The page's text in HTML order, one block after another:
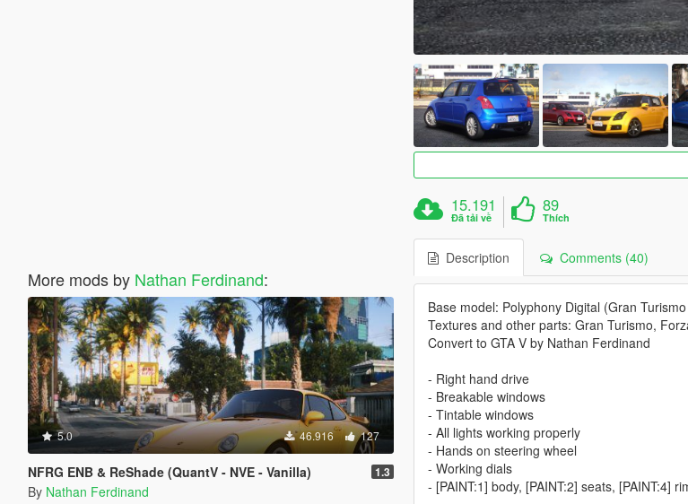
More mods by Nathan Ferdinand:
5.0 46.916 127
NFRG ENB & ReShade (QuantV - NVE - Vanilla) 1.3
By Nathan Ferdinand
15.191
Đã tải về
89
Thích
Description Comments (40)
Base model: Polyphony Digital (Gran
Textures and other parts: Gran Turismo,
Convert to GTA V by Nathan Ferdinand
- Right hand drive
- Breakable windows
- Tintable windows
- All lights working properly
- Hands on steering wheel
- Working dials
- [PAINT:1] body, [PAINT:2] seats, [PAINT:4]